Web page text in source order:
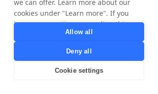
vilka marknadsföringskanaler och publicister
som driver flest konverteringar. Vanliga
attributionsmodeller är last-click attribution,
first-click attribution och multi-touch
attribution.
kan företag optimera sina kampanjer
we can offer. Learn more about our
cookies under "Learn more". If you
have any questions regarding this,
privacy@tradedoubler.com
dpo@tradedoubler.com
read more about our data processing
Allow all
Deny all
Cookie settings